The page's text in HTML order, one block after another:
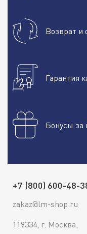
Возврат и
Гарантия
Бонусы за
+7 (800) 600-48-
zakaz@lm-shop.ru
119334, г. Москва,